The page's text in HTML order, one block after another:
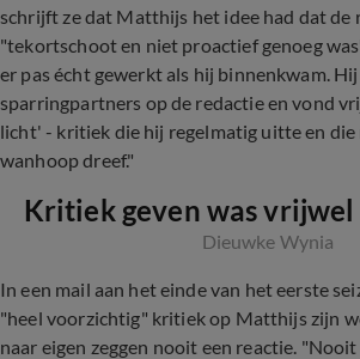
schrijft ze dat Matthijs het idee had dat de
"tekortschoot en niet proactief genoeg
er pas écht gewerkt als hij binnenkwam.
sparringpartners op de redactie en vond
licht' - kritiek die hij regelmatig uitte en die
wanhoop dreef."
Kritiek geven was
Dieuwke Wynia
In een mail aan het einde van het eerste
"heel voorzichtig" kritiek op Matthijs zijn
naar eigen zeggen nooit een reactie.